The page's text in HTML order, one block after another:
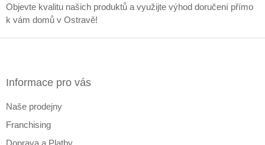
Objevte kvalitu našich produktů a využijte výhod doručení přímo
k vám domů v Ostravě!
Informace pro vás
Naše prodejny
Franchising